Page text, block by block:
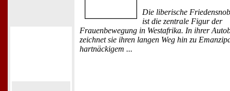
Die liberische
ist die zentrale Figur der
Frauenbewegung in Westafrika. In ihrer
zeichnet sie ihren langen Weg hin zu
hartnäckigem ...